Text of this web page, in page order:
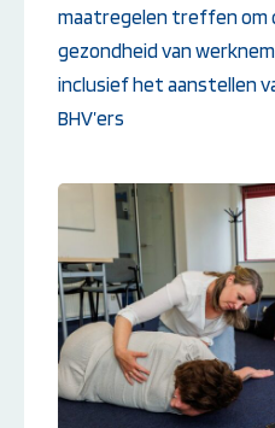
nodig
Stel je
maatregelen treffen om
gezondheid van
inclusief het aanstellen
BHV’ers